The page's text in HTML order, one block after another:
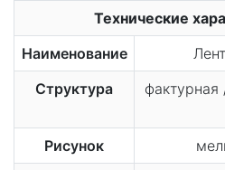
Технические
Наименование
Структура
Рисунок